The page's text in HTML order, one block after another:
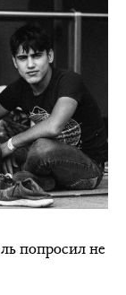
попросил не